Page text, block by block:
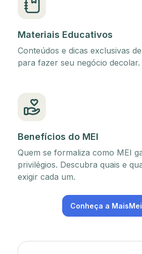
Materiais Educativos
Conteúdos e dicas exclusivas
para fazer seu negócio decolar.
Benefícios do MEI
Quem se formaliza como MEI
privilégios. Descubra quais e
exigir cada um.
Conheça a MaisMei